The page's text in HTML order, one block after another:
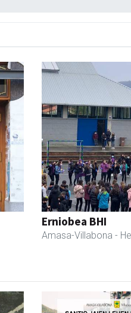
Erniobea BHI
Amasa-Villabona -